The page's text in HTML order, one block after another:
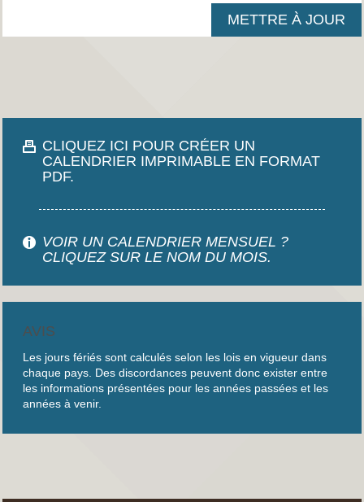
CLIQUEZ ICI POUR CRÉER UN
CALENDRIER IMPRIMABLE EN FORMAT
PDF.
VOIR UN CALENDRIER MENSUEL ?
CLIQUEZ SUR LE NOM DU MOIS.
AVIS
Les jours fériés sont calculés selon les lois en vigueur dans
chaque pays. Des discordances peuvent donc exister entre
les informations présentées pour les années passées et les
années à venir.